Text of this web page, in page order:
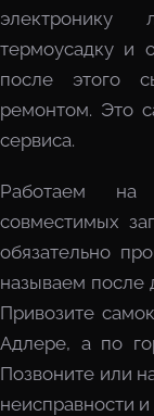
термоусадку и
после этого
ремонтом. Это
сервиса.
Работаем на
совместимых
обязательно
называем после
Привозите
Адлере, а по
Позвоните или
неисправности